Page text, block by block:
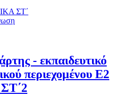
ΣΤ΄
- εκπαιδευτικό
περιεχομένου Ε2